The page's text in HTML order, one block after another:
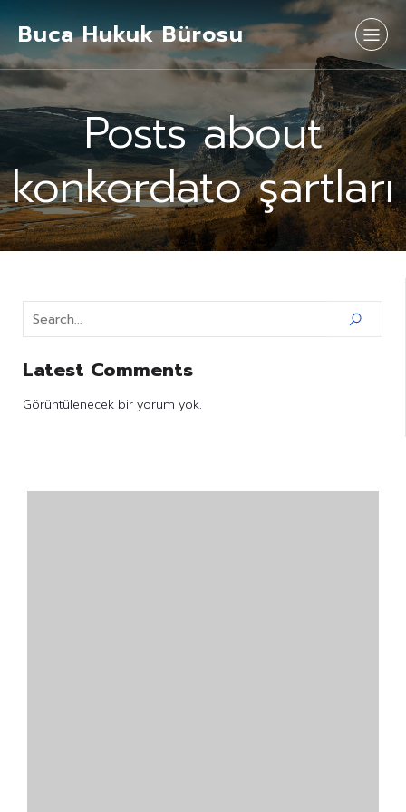
Buca Hukuk Bürosu
Posts about
konkordato şartları
Latest Comments
Görüntülenecek bir yorum yok.